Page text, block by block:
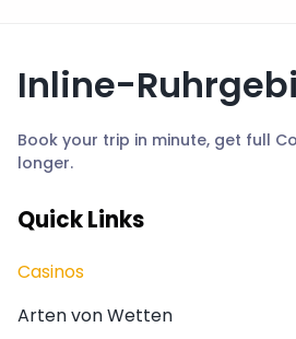
Inline-
Book your trip in minute, get full
longer.
Quick Links
Casinos
Arten von Wetten